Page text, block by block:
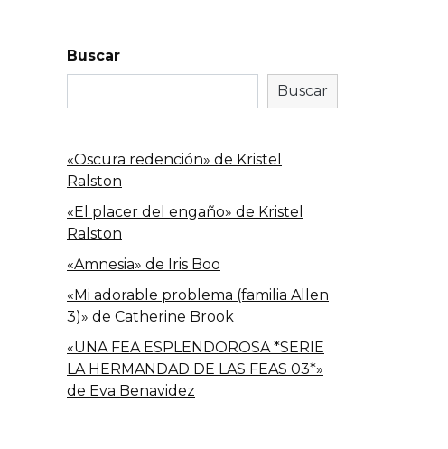
Buscar
Buscar
«Oscura redención» de Kristel
Ralston
«El placer del engaño» de Kristel
Ralston
«Amnesia» de Iris Boo
«Mi adorable problema (familia Allen
3)» de Catherine Brook
«UNA FEA ESPLENDOROSA *SERIE
LA HERMANDAD DE LAS FEAS 03*»
de Eva Benavidez